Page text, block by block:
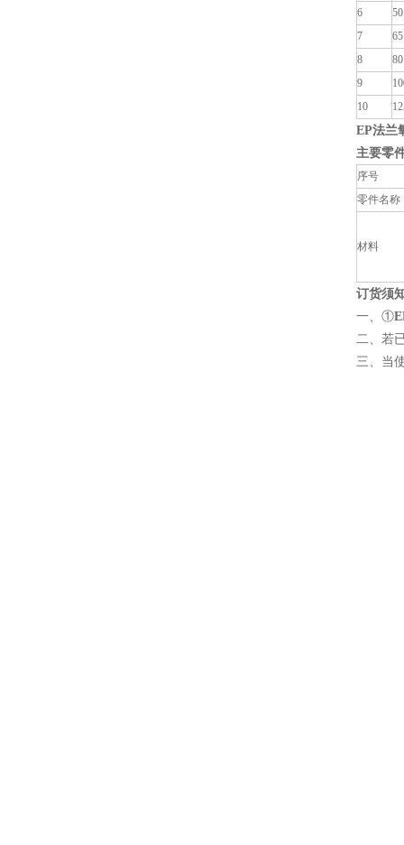
6
50
7
65
8
80
9
10
EP法兰
主要零
序号
零件名称
材料
订货须
一、①
二、若
三、当